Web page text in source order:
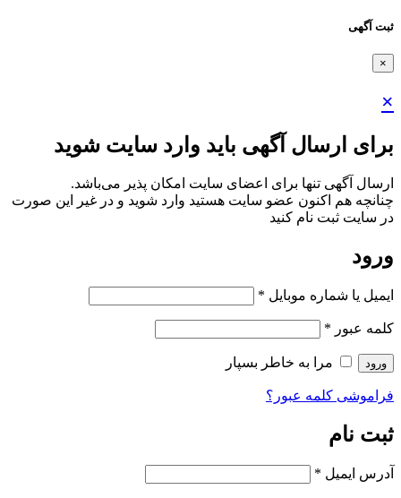
ثبت آگهی
×
×
برای ارسال آگهی باید وارد سایت شوید
ارسال آگهی تنها برای اعضای سایت امکان پذیر می‌باشد.
چنانچه هم‌ اکنون عضو سایت هستید وارد شوید و در غیر این صورت
در سایت ثبت نام کنید
ورود
ایمیل یا شماره موبایل *
کلمه عبور *
ورود مرا به خاطر بسپار
فراموشی کلمه عبور؟
ثبت نام
آدرس ایمیل *